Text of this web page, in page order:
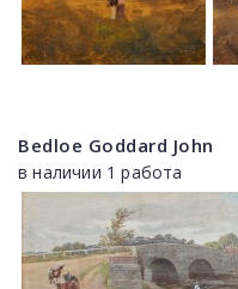
Bedloe Goddard John
в наличии 1 работа